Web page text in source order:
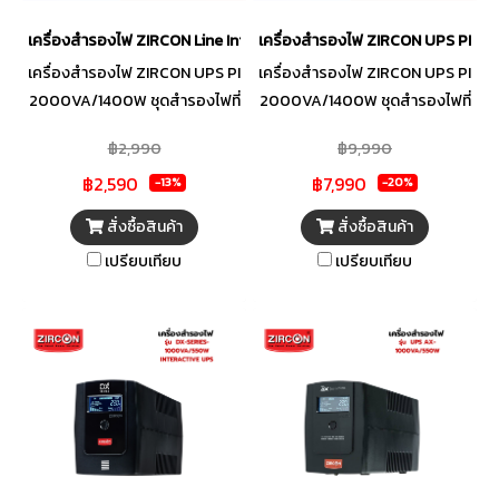
เครื่องสำรองไฟ ZIRCON Line Interactive UPS รุ่น AI-Plus 1000VA/
เครื่องสำรองไฟ ZIRCON UPS PI
2000VA/1400W ชุดสำรองไฟที่
โต๊ะ และ คอมพิวเตอร์ ออลอินวัน
ให้พีซีของคุณปลอดภัยจากไฟตก
ไฟเกิน ด้วยตัวควบคุมการทำงาน
อย่างแม่นยำ และระบบ Stabilizer
(AVR) สำหรับปรับแรงดัน
แรงดันไฟเกินและไฟตก เพื่อปอง
กันความเสียหายจากเหตุการ์ณที่
คาดไม่ถึง
฿2,990
฿2,590 -13%
สั่งซื้อสินค้า
เปรียบเทียบ
เครื่องสำรองไฟ ZIRCON UPS PI
เครื่องสำรองไฟ ZIRCON UPS PI
2000VA/1400W ชุดสำรองไฟที่
โต๊ะ และ คอมพิวเตอร์ ออลอินวัน
ให้พีซีของคุณปลอดภัยจากไฟตก
ไฟเกิน ด้วยตัวควบคุมการทำงาน
อย่างแม่นยำ และระบบ Stabilizer
(AVR) สำหรับปรับแรงดัน
แรงดันไฟเกินและไฟตก เพื่อปอง
กันความเสียหายจากเหตุการ์ณที่
คาดไม่ถึง
฿9,990
฿7,990 -20%
สั่งซื้อสินค้า
เปรียบเทียบ